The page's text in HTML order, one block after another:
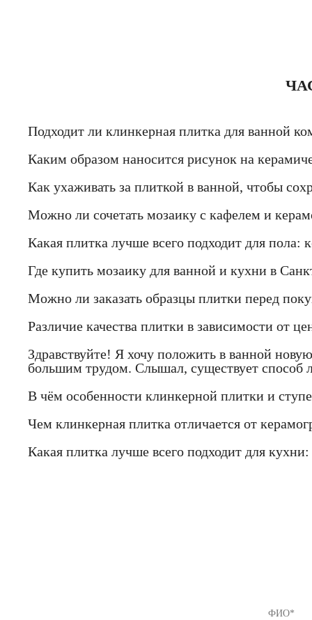
Подходит ли клинкерная плитка для ванной
Каким образом наносится рисунок на
Как ухаживать за плиткой в ванной, чтобы
Можно ли сочетать мозаику с кафелем и
Какая плитка лучше всего подходит для пола:
Где купить мозаику для ванной и кухни в
Можно ли заказать образцы плитки перед
Различие качества плитки в зависимости от
Здравствуйте! Я хочу положить в ванной
большим трудом. Слышал, существует способ
В чём особенности клинкерной плитки и
Чем клинкерная плитка отличается от
Какая плитка лучше всего подходит для